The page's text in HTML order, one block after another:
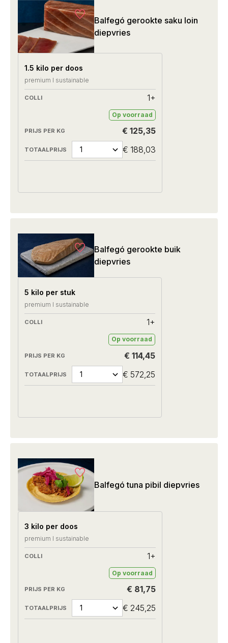
Balfegó gerookte saku loin
diepvries
1.5 kilo per doos
premium I sustainable
1+
Op voorraad
€ 125,35
€ 188,03
Balfegó gerookte buik
diepvries
5 kilo per stuk
premium I sustainable
1+
Op voorraad
€ 114,45
€ 572,25
Balfegó tuna pibil diepvries
3 kilo per doos
premium I sustainable
1+
Op voorraad
€ 81,75
€ 245,25